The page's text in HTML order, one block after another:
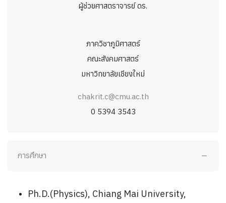
ผู้ช่วยศาสตราจารย์ ดร.
ภาควิชาภูมิศาสตร์
คณะสังคมศาสตร์
มหาวิทยาลัยเชียงใหม่
chakrit.c@cmu.ac.th
0 5394 3543
การศึกษา
Ph.D.(Physics), Chiang Mai University,